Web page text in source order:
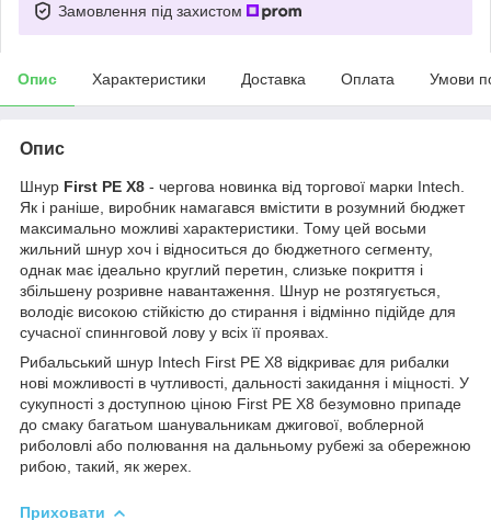
Замовлення під захистом
Опис Характеристики Доставка Оплата Умови
Опис
Шнур First PE X8 - чергова новинка від торгової марки Intech.
Як і раніше, виробник намагався вмістити в розумний бюджет
максимально можливі характеристики. Тому цей восьми
жильний шнур хоч і відноситься до бюджетного сегменту,
однак має ідеально круглий перетин, слизьке покриття і
збільшену розривне навантаження. Шнур не розтягується,
володіє високою стійкістю до стирання і відмінно підійде для
сучасної спиннговой лову у всіх її проявах.
Рибальський шнур Intech First PE X8 відкриває для рибалки
нові можливості в чутливості, дальності закидання і міцності. У
сукупності з доступною ціною First PE X8 безумовно припаде
до смаку багатьом шанувальникам джигової, воблерной
риболовлі або полювання на дальньому рубежі за обережною
рибою, такий, як жерех.
Приховати